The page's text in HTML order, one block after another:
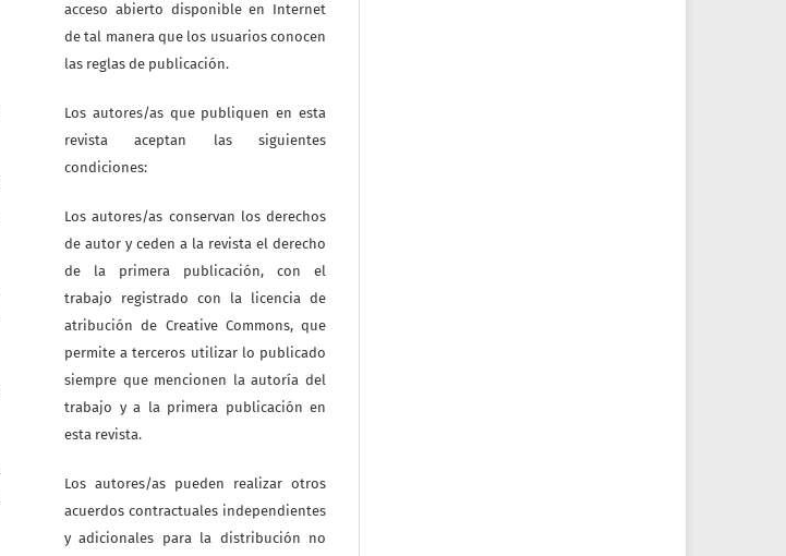
acceso abierto disponible en Internet
de tal manera que los usuarios conocen
las reglas de publicación.
Los autores/as que publiquen en esta
revista aceptan las siguientes
condiciones:
Los autores/as conservan los derechos
de autor y ceden a la revista el derecho
de la primera publicación, con el
trabajo registrado con la licencia de
atribución de Creative Commons, que
permite a terceros utilizar lo publicado
siempre que mencionen la autoría del
trabajo y a la primera publicación en
esta revista.
Los autores/as pueden realizar otros
acuerdos contractuales independientes
y adicionales para la distribución no